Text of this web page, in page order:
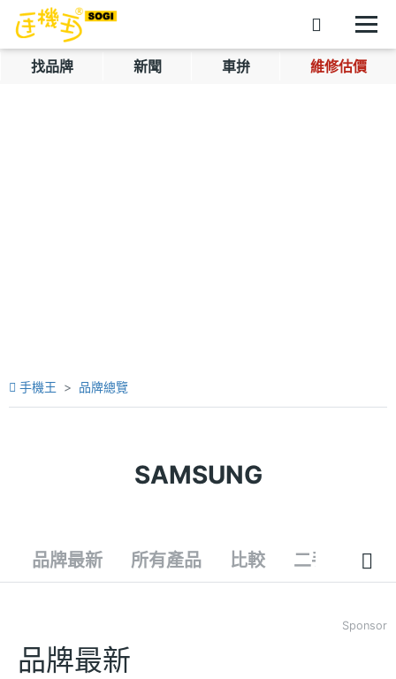
找品牌 新聞 車拚 維修估價
手機王 品牌總覽
SAMSUNG
品牌最新 所有產品 比較 二手
Sponsor
品牌最新